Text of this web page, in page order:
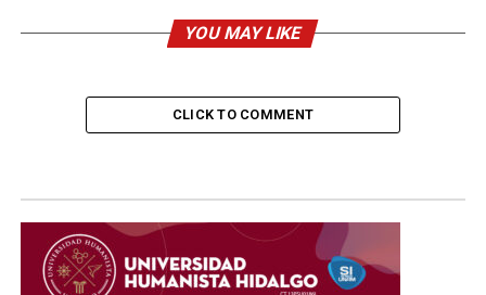
YOU MAY LIKE
CLICK TO COMMENT